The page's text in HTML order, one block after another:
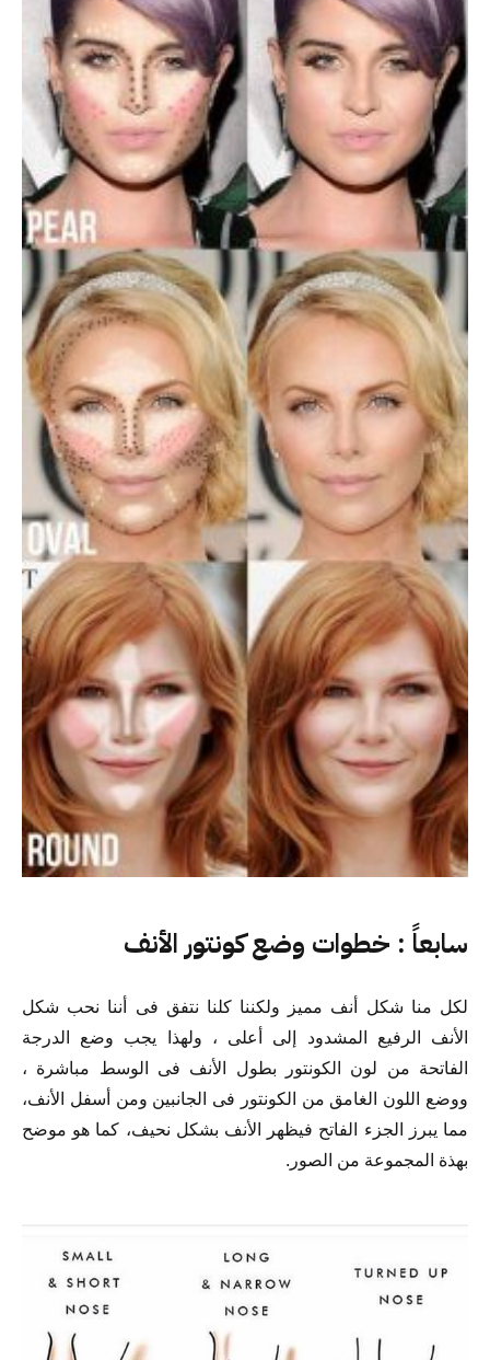
سابعاً : خطوات وضع كونتور الأنف
لكل منا شكل أنف مميز ولكننا كلنا نتفق فى أننا نحب شكل
الأنف الرفيع المشدود إلى أعلى ، ولهذا يجب وضع الدرجة
الفاتحة من لون الكونتور بطول الأنف فى الوسط مباشرة ،
ووضع اللون الغامق من الكونتور فى الجانبين ومن أسفل الأنف،
مما يبرز الجزء الفاتح فيظهر الأنف بشكل نحيف، كما هو موضح
بهذة المجموعة من الصور.